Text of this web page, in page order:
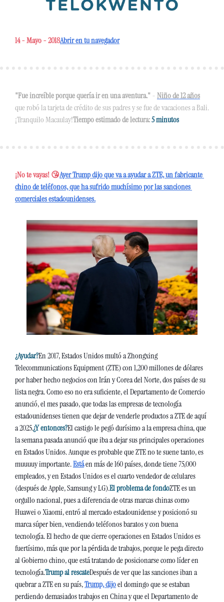
14 - Mayo - 2018Abrir en tu navegador
"Fue increíble porque quería ir en una aventura." -Niño de 12 años
que robó la tarjeta de crédito de sus padres y se fue de vacaciones a Bali.
¡Tranquilo Macaulay!Tiempo estimado de lectura: 5 minutos
¡No te vayas! 😘Ayer Trump dijo que va a ayudar a ZTE, un fabricante
chino de teléfonos, que ha sufrido muchísimo por las sanciones
comerciales estadounidenses.
¿Ayudar?En 2017, Estados Unidos multó a Zhongxing
Telecommunications Equipment (ZTE) con 1,200 millones de dólares
por haber hecho negocios con Irán y Corea del Norte, dos países de su
lista negra. Como eso no era suficiente, el Departamento de Comercio
anunció, el mes pasado, que todas las empresas de tecnología
estadounidenses tienen que dejar de venderle productos a ZTE de aquí
a 2025.¿Y entonces?El castigo le pegó durísimo a la empresa china, que
la semana pasada anunció que iba a dejar sus principales operaciones
en Estados Unidos. Aunque es probable que ZTE no te suene tanto, es
muuuuy importante. Está en más de 160 países, donde tiene 75,000
empleados, y en Estados Unidos es el cuarto vendedor de celulares
(después de Apple, Samsung y LG).El problema de fondoZTE es un
orgullo nacional, pues a diferencia de otras marcas chinas como
Huawei o Xiaomi, entró al mercado estadounidense y posicionó su
marca súper bien, vendiendo teléfonos baratos y con buena
tecnología. El hecho de que cierre operaciones en Estados Unidos es
fuertísimo, más que por la pérdida de trabajos, porque le pega directo
al Gobierno chino, que está tratando de posicionarse como líder en
tecnología.Trump al rescateDespués de ver que las sanciones iban a
quebrar a ZTE en su país, Trump, dijo el domingo que se estaban
perdiendo demasiados trabajos en China y que el Departamento de